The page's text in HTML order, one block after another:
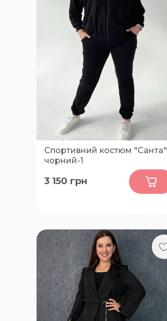
Спортивний костюм "Санта"
чорний-1
54-56, 50-52, 58-60, 62-64, 66-68
3 150 грн